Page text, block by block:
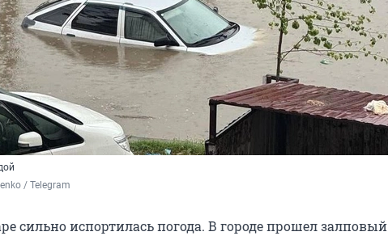
/ Telegram
сильно испортилась погода. В городе прошел залповый